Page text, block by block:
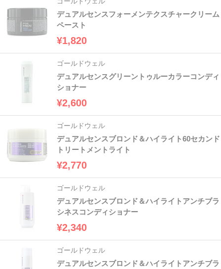
デュアルセンスフォーメンテクスチャークリーム
ペースト
¥1,820
ゴールドウェル
デュアルセンスグリーントゥルーカラーコンディ
ショナー
¥2,600
ゴールドウェル
デュアルセンスブロンド＆ハイライト60セカンド
トリートメントライト
¥2,770
ゴールドウェル
デュアルセンスブロンド＆ハイライトアンチブラ
シネスコンディショナー
¥2,340
ゴールドウェル
デュアルセンスブロンド＆ハイライトアンチブラ